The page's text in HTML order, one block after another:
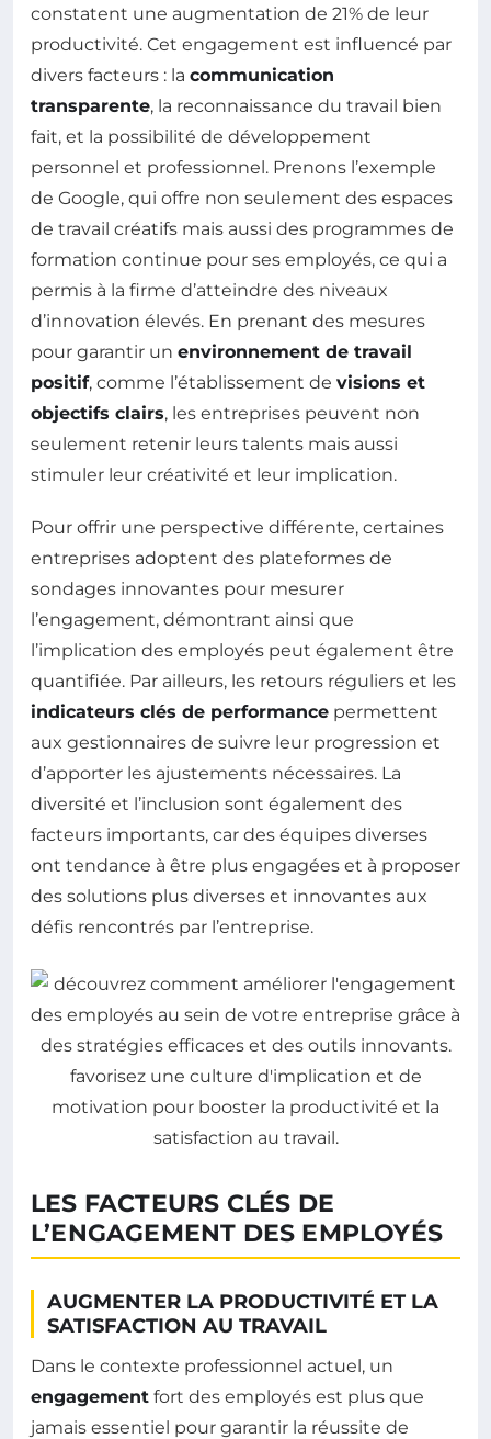
constatent une augmentation de 21% de leur
productivité. Cet engagement est influencé par
divers facteurs : la communication
transparente, la reconnaissance du travail bien
fait, et la possibilité de développement
personnel et professionnel. Prenons l’exemple
de Google, qui offre non seulement des espaces
de travail créatifs mais aussi des programmes de
formation continue pour ses employés, ce qui a
permis à la firme d’atteindre des niveaux
d’innovation élevés. En prenant des mesures
pour garantir un environnement de travail
positif, comme l’établissement de visions et
objectifs clairs, les entreprises peuvent non
seulement retenir leurs talents mais aussi
stimuler leur créativité et leur implication.
Pour offrir une perspective différente, certaines
entreprises adoptent des plateformes de
sondages innovantes pour mesurer
l’engagement, démontrant ainsi que
l’implication des employés peut également être
quantifiée. Par ailleurs, les retours réguliers et les
indicateurs clés de performance permettent
aux gestionnaires de suivre leur progression et
d’apporter les ajustements nécessaires. La
diversité et l’inclusion sont également des
facteurs importants, car des équipes diverses
ont tendance à être plus engagées et à proposer
des solutions plus diverses et innovantes aux
défis rencontrés par l’entreprise.
LES FACTEURS CLÉS DE
L’ENGAGEMENT DES EMPLOYÉS
AUGMENTER LA PRODUCTIVITÉ ET LA
SATISFACTION AU TRAVAIL
Dans le contexte professionnel actuel, un
engagement fort des employés est plus que
jamais essentiel pour garantir la réussite de